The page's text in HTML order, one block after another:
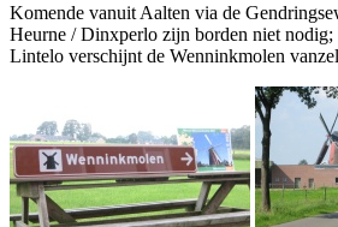
Komende vanuit Aalten via de
Heurne / Dinxperlo zijn borden niet nodig;
Lintelo verschijnt de Wenninkmolen